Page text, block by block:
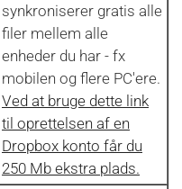
synkroniserer gratis alle
filer mellem alle
enheder du har - fx
mobilen og flere PC'ere.
Ved at bruge dette link
til oprettelsen af en
Dropbox konto får du
250 Mb ekstra plads.